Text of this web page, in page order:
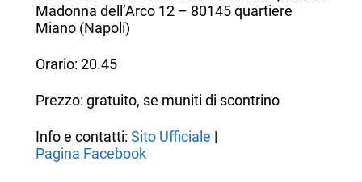
Madonna dell’Arco 12 – 80145 quartiere
Miano (Napoli)
Orario: 20.45
Prezzo: gratuito, se muniti di scontrino
Info e contatti: Sito Ufficiale |
Pagina Facebook